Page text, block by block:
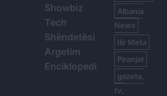
Showbiz
Tech
Shëndetësi
Argetim
Enciklopedi
Albania
News
Ilir Meta
Piranjat
gazeta,
tv,